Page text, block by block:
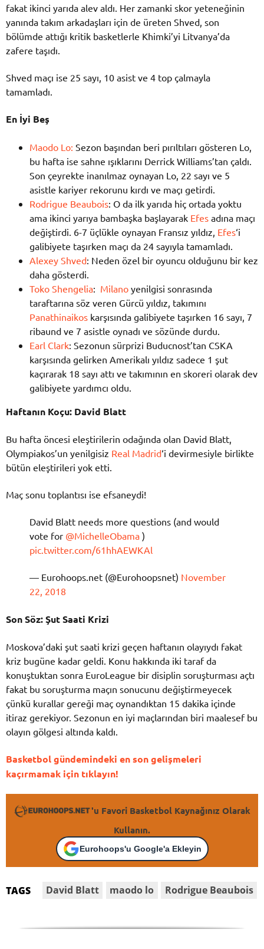
fakat ikinci yarıda alev aldı. Her zamanki skor yeteneğinin
yanında takım arkadaşları için de üreten Shved, son
bölümde attığı kritik basketlerle Khimki’yi Litvanya’da
zafere taşıdı.
Shved maçı ise 25 sayı, 10 asist ve 4 top çalmayla
tamamladı.
En İyi Beş
Maodo Lo: Sezon başından beri pırıltıları gösteren Lo,
bu hafta ise sahne ışıklarını Derrick Williams’tan çaldı.
Son çeyrekte inanılmaz oynayan Lo, 22 sayı ve 5
asistle kariyer rekorunu kırdı ve maçı getirdi.
Rodrigue Beaubois: O da ilk yarıda hiç ortada yoktu
ama ikinci yarıya bambaşka başlayarak Efes adına maçı
değiştirdi. 6-7 üçlükle oynayan Fransız yıldız, Efes‘i
galibiyete taşırken maçı da 24 sayıyla tamamladı.
Alexey Shved: Neden özel bir oyuncu olduğunu bir kez
daha gösterdi.
Toko Shengelia: Milano yenilgisi sonrasında
taraftarına söz veren Gürcü yıldız, takımını
Panathinaikos karşısında galibiyete taşırken 16 sayı, 7
ribaund ve 7 asistle oynadı ve sözünde durdu.
Earl Clark: Sezonun sürprizi Buducnost’tan CSKA
karşısında gelirken Amerikalı yıldız sadece 1 şut
kaçırarak 18 sayı attı ve takımının en skoreri olarak dev
galibiyete yardımcı oldu.
Haftanın Koçu: David Blatt
Bu hafta öncesi eleştirilerin odağında olan David Blatt,
Olympiakos’un yenilgisiz Real Madrid‘i devirmesiyle birlikte
bütün eleştirileri yok etti.
Maç sonu toplantısı ise efsaneydi!
David Blatt needs more questions (and would
vote for @MichelleObama )
pic.twitter.com/61hhAEWKAl
— Eurohoops.net (@Eurohoopsnet) November
22, 2018
Son Söz: Şut Saati Krizi
Moskova’daki şut saati krizi geçen haftanın olayıydı fakat
kriz bugüne kadar geldi. Konu hakkında iki taraf da
konuştuktan sonra EuroLeague bir disiplin soruşturması açtı
fakat bu soruşturma maçın sonucunu değiştirmeyecek
çünkü kurallar gereği maç oynandıktan 15 dakika içinde
itiraz gerekiyor. Sezonun en iyi maçlarından biri maalesef bu
olayın gölgesi altında kaldı.
Basketbol gündemindeki en son gelişmeleri
kaçırmamak için tıklayın!
'u Favori Basketbol Kaynağınız Olarak
Kullanın.
Eurohoops'u Google'a Ekleyin
TAGS David Blatt maodo lo Rodrigue Beaubois